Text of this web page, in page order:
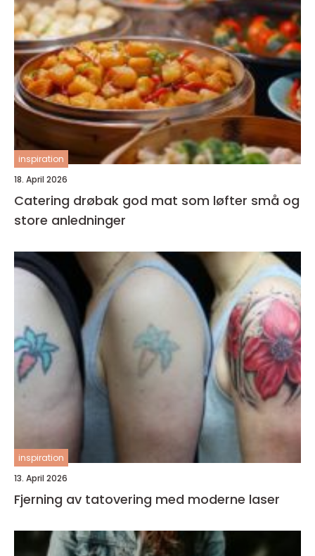
inspiration
18. April 2026
Catering drøbak god mat som løfter små og
store anledninger
inspiration
13. April 2026
Fjerning av tatovering med moderne laser